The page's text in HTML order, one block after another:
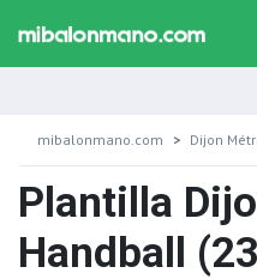
mibalonmano.com Dijon
Plantilla
Handball